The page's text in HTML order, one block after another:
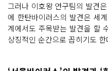
그러나 이호왕 연구팀의 발견
에 한탄바이러스의 발견은 세
계에서도 주목받는 발견을 할
상징적인 순간으로 꼽히기도 한